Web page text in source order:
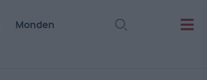
Monden